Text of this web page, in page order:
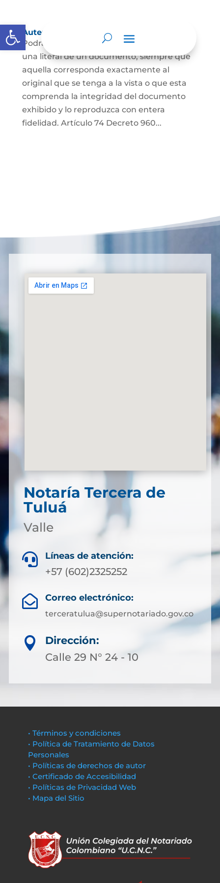
Abrir barra de herramientas
Autenticación de Copias
Podrá autenticarse una copia mecánica o
una literal de un documento, siempre que
aquella corresponda exactamente al
original que se tenga a la vista o que esta
comprenda la integridad del documento
exhibido y lo reproduzca con entera
fidelidad. Artículo 74 Decreto 960...
Notaría Tercera de
Tuluá
Valle
 Líneas de atención:
+57 (602)2325252
 Correo electrónico:
terceratulua@supernotariado.gov.co

Dirección:
Calle 29 N° 24 - 10
• Términos y condiciones
• Política de Tratamiento de Datos
Personales
• Políticas de derechos de autor
• Certificado de Accesibilidad
• Políticas de Privacidad Web
• Mapa del Sitio